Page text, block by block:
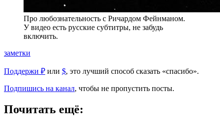
Про любознательность с Ричардом Фейнманом.
У видео есть русские субтитры, не забудь
включить.
заметки
Поддержи ₽ или $, это лучший способ сказать «спасибо».
Подпишись на канал, чтобы не пропустить посты.
Почитать ещё: